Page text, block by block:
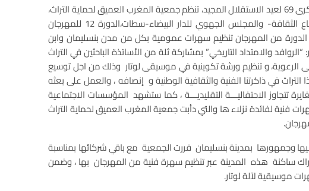
تخليدا للذكرى 49 للمسيرة الخضراء المظفرة والذكرى 69 لعيد الاستقلال المجيد، تنظم جمعية المغرب العميق لحماية التراث،
بشراكة مع وزارة الشباب والثقافة والاتصال-قطاع الثقافة- والمجلس الجهوي للدار البيضاء-سطات،الدورة 12 للمهرجان
من المهرجان تنظيم سهرات عمومية بكل من مدن بنسليمان وابن
والامتداد التاريخي” بمشاركة ثلة من الأساتذة الباحثين في التراث
الرعوية، و تنظيم ورشة تكوينية في موسيقى لوتار وذلك من اجل توسيع
التراث في ذاكرتنا الفنية والثقافية الوطنية و إنصافه ، والعمل على بعثه
تتجاوز الاحتفاليـــة التقليديـــة ، كما ستشهد المؤسسات الاجتماعية
فنية لفائدة نزلاء ها والتي دأبت جمعية المغرب العميق لحماية التراث
وجمهورها بمدينة بنسليمان قررت الجمعية مع باقي شركائها بمناسبة
ساكنة هذه المدينة عبر تنظيم سهرة فنية من المهرجان بها ، وضمن
موسيقية لآلة لوتار.